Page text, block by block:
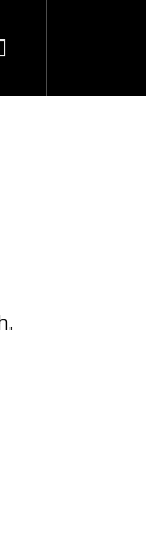
Nákupní